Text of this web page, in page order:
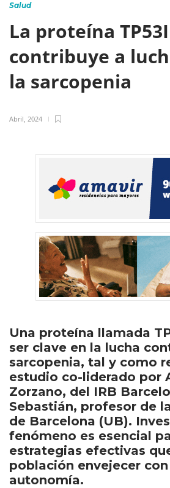
Salud
La proteína
contribuye a
la sarcopenia
Abril, 2024
Una proteína llamada
ser clave en la lucha
sarcopenia, tal y como
estudio co-liderado por
Zorzano, del IRB
Sebastián, profesor de
de Barcelona (UB).
fenómeno es esencial
estrategias efectivas
población envejecer
autonomía.